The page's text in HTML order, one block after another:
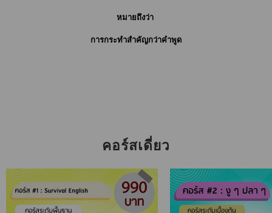
หมายถึงว่า
การกระทำสำคัญกว่าคำพูด
คอร์สเดี่ยว